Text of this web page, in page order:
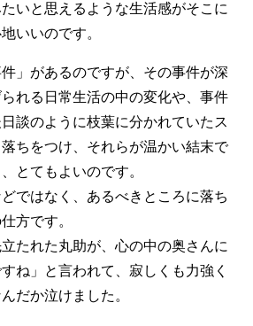
いと思えるような生活感がそこに
いいのです。
」があるのですが、その事件が深
れる日常生活の中の変化や、事件
談のように枝葉に分かれていたス
ちをつけ、それらが温かい結末で
とてもよいのです。
ではなく、あるべきところに落ち
方です。
たれた丸助が、心の中の奥さんに
ね」と言われて、寂しくも力強く
だか泣けました。